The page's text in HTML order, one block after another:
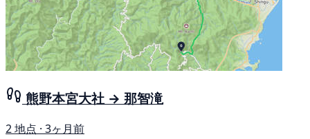
熊野本宮大社 → 那智滝
2 地点 · 3ヶ月前